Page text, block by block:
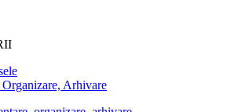
Organizare, Arhivare